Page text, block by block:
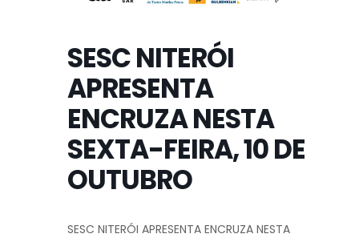
SESC NITERÓI
APRESENTA
ENCRUZA NESTA
SEXTA-FEIRA, 10 DE
OUTUBRO
SESC NITERÓI APRESENTA ENCRUZA NESTA